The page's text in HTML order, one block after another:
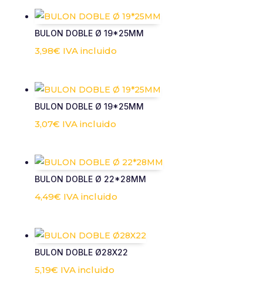
BULON DOBLE Ø 19*25MM
3,98€ IVA incluido
BULON DOBLE Ø 19*25MM
3,07€ IVA incluido
BULON DOBLE Ø 22*28MM
4,49€ IVA incluido
BULON DOBLE Ø28X22
5,19€ IVA incluido